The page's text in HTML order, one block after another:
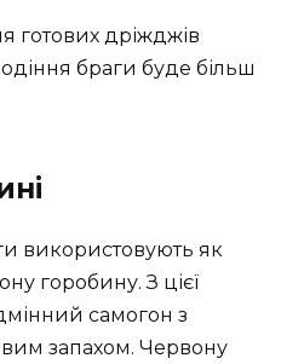
готових дріжджів
браги буде більш
використовують як
горобину. З цієї
самогон з
запахом. Червону